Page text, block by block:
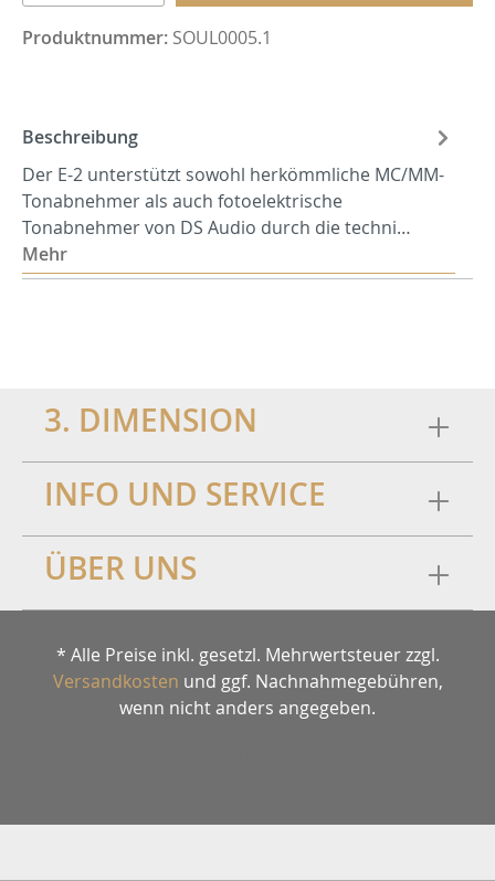
Produktnummer: SOUL0005.1
Beschreibung
Der E-2 unterstützt sowohl herkömmliche MC/MM-
Tonabnehmer als auch fotoelektrische
Tonabnehmer von DS Audio durch die techni…
Mehr
3. DIMENSION
INFO UND SERVICE
ÜBER UNS
* Alle Preise inkl. gesetzl. Mehrwertsteuer zzgl.
Versandkosten und ggf. Nachnahmegebühren,
wenn nicht anders angegeben.